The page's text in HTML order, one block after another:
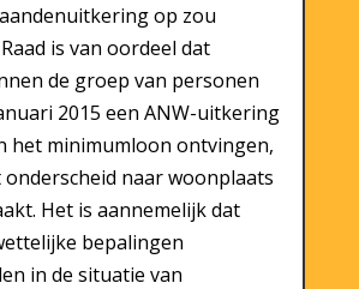
op zou
is van oordeel dat
de groep van personen
2015 een ANW-uitkering
het minimumloon ontvingen,
naar woonplaats
Het is aannemelijk dat
bepalingen
in de situatie van